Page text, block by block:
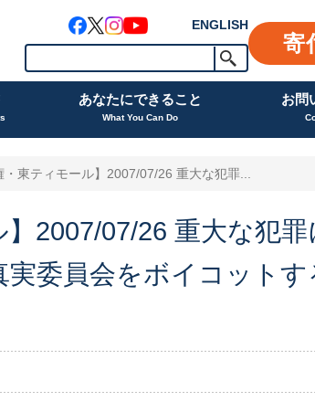
ENGLISH
寄
あなたにできること
What You Can Do
お問
・東ティモール】2007/07/26 重大な犯罪...
2007/07/26 重大な犯罪
委員会をボイコットす